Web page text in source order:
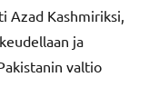
Azad Kashmiriksi,
ja
valtio